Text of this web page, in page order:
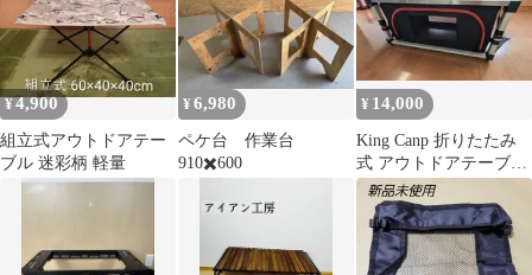
¥4,900
組立式アウトドアテー
ブル 迷彩柄 軽量
¥6,980
ペケ台 作業台
910✖️600
¥ 14,000
King Canp 折りたたみ
式 アウトドアテーブル
収納バッグ付き